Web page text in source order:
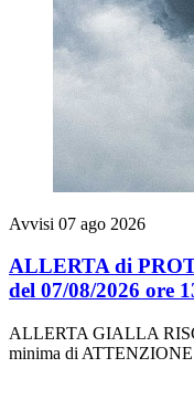
Avvisi 07 ago 2026
ALLERTA di
del 07/08/2026 ore
ALLERTA GIALLA
minima di ATTENZIONE